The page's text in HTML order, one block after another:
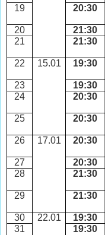
19 20:30
20
21:30
21
21:30
22
15.01 19:30
23
19:30
24
20:30
25
20:30
26
17.01 20:30
27
20:30
28
21:30
29 21:30
30
22.01 19:30
31
19:30